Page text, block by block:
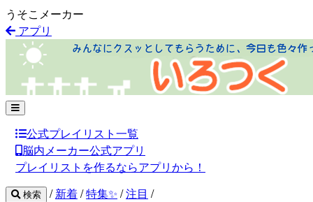
うそこメーカー
アプリ
公式プレイリスト一覧
脳内メーカー公式アプリ
プレイリストを作るならアプリから！
検索 / 新着/特集✨ /注目 /